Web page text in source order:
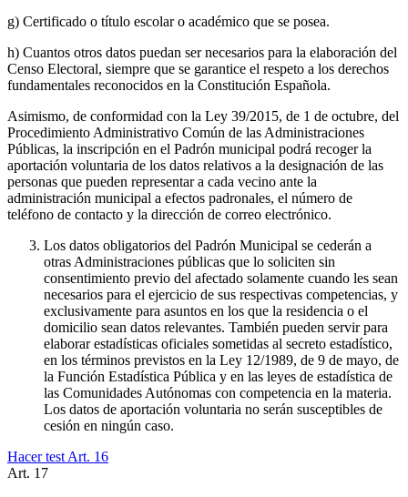
g) Certificado o título escolar o académico que se posea.
h) Cuantos otros datos puedan ser necesarios para la elaboración del
Censo Electoral, siempre que se garantice el respeto a los derechos
fundamentales reconocidos en la Constitución Española.
Asimismo, de conformidad con la Ley 39/2015, de 1 de octubre, del
Procedimiento Administrativo Común de las Administraciones
Públicas, la inscripción en el Padrón municipal podrá recoger la
aportación voluntaria de los datos relativos a la designación de las
personas que pueden representar a cada vecino ante la
administración municipal a efectos padronales, el número de
teléfono de contacto y la dirección de correo electrónico.
Los datos obligatorios del Padrón Municipal se cederán a
otras Administraciones públicas que lo soliciten sin
consentimiento previo del afectado solamente cuando les sean
necesarios para el ejercicio de sus respectivas competencias, y
exclusivamente para asuntos en los que la residencia o el
domicilio sean datos relevantes. También pueden servir para
elaborar estadísticas oficiales sometidas al secreto estadístico,
en los términos previstos en la Ley 12/1989, de 9 de mayo, de
la Función Estadística Pública y en las leyes de estadística de
las Comunidades Autónomas con competencia en la materia.
Los datos de aportación voluntaria no serán susceptibles de
cesión en ningún caso.
Hacer test Art. 16
Art. 17